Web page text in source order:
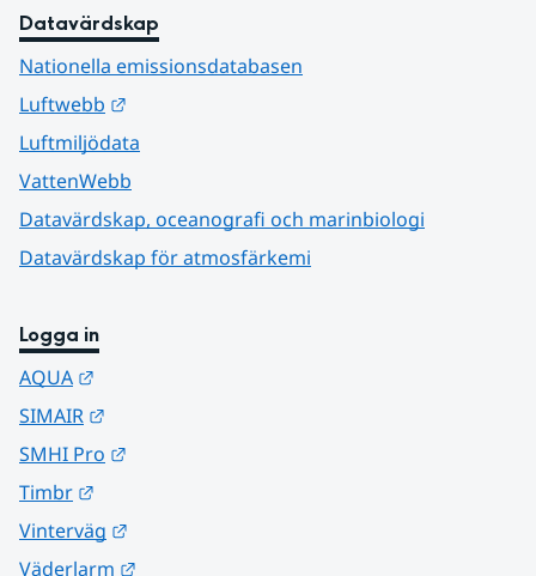
Datavärdskap
Nationella emissionsdatabasen
Luftwebb
Luftmiljödata
VattenWebb
Datavärdskap, oceanografi och marinbiologi
Datavärdskap för atmosfärkemi
Logga in
AQUA
SIMAIR
SMHI Pro
Timbr
Vinterväg
Väderlarm